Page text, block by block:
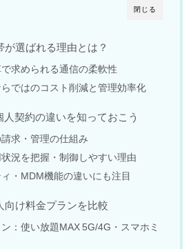
閉じる
が選ばれる理由とは？
求められる通信の柔軟性
ではのコスト削減と管理効率化
人契約の違いを知っておこう
求・管理の仕組み
況を把握・制御しやすい理由
・MDM機能の違いにも注目
向け料金プランを比較
：使い放題MAX 5G/4G・スマホミ